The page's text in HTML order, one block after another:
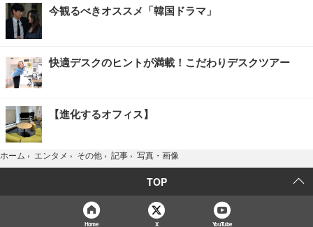
今観るべきオススメ「韓国ドラマ」
快適デスクのヒントが満載！こだわりデスクツアー
【進化するオフィス】
ホーム › エンタメ › その他 › 記事 › 写真・画像
TOP
Home X YouTube